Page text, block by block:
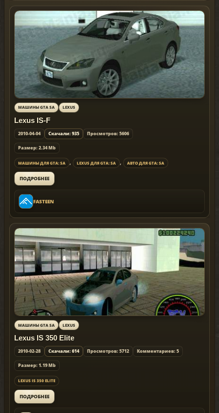
МАШИНЫ GTA SA LEXUS
Lexus IS-F
2010-04-04 Скачали: 935 Просмотров: 5606
Размер: 2.34 Mb
МАШИНЫ ДЛЯ GTA: SA , LEXUS ДЛЯ GTA: SA , АВТО ДЛЯ GTA: SA
ПОДРОБНЕЕ
FASTEEN
МАШИНЫ GTA SA LEXUS
Lexus IS 350 Elite
2010-02-28 Скачали: 614 Просмотров: 5712 Комментариев: 5
Размер: 1.19 Mb
LEXUS IS 350 ELITE
ПОДРОБНЕЕ